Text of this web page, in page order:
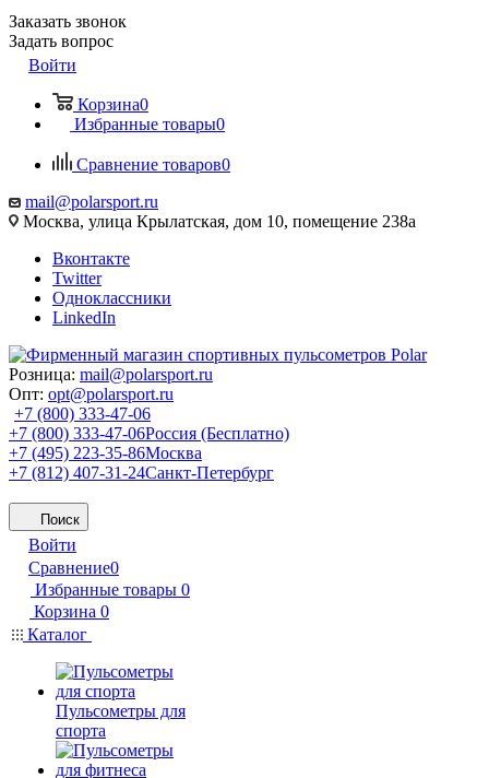
Заказать звонок
Задать вопрос
Войти
Корзина0
Избранные товары0
Сравнение товаров0
mail@polarsport.ru
Москва, улица Крылатская, дом 10, помещение 238а
Вконтакте
Twitter
Одноклассники
LinkedIn
Розница: mail@polarsport.ru
Опт: opt@polarsport.ru
+7 (800) 333-47-06
+7 (800) 333-47-06Россия (Бесплатно)
+7 (495) 223-35-86Москва
+7 (812) 407-31-24Санкт-Петербург
Поиск
Войти
Сравнение0
Избранные товары 0
Корзина 0
Каталог
Пульсометры для
спорта